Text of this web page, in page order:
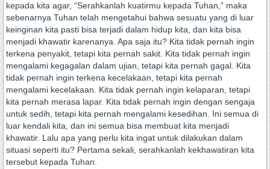
kepada kita agar, “Serahkanlah kuatirmu kepada Tuhan,” maka
sebenarnya Tuhan telah mengetahui bahwa sesuatu yang di luar
keinginan kita pasti bisa terjadi dalam hidup kita, dan kita bisa
menjadi khawatir karenanya. Apa saja itu? Kita tidak pernah ingin
terkena penyakit, tetapi kita pernah sakit. Kita tidak pernah ingin
mengalami kegagalan dalam ujian, tetapi kita pernah gagal. Kita
tidak pernah ingin terkena kecelakaan, tetapi kita pernah
mengalami kecelakaan. Kita tidak pernah ingin kelaparan, tetapi
kita pernah merasa lapar. Kita tidak pernah ingin dengan sengaja
untuk sedih, tetapi kita pernah mengalami kesedihan. Ini semua di
luar kendali kita, dan ini semua bisa membuat kita menjadi
khawatir. Lalu apa yang perlu kita ingat untuk dilakukan dalam
situasi seperti itu? Pertama sekali, serahkanlah kekhawatiran kita
tersebut kepada Tuhan.